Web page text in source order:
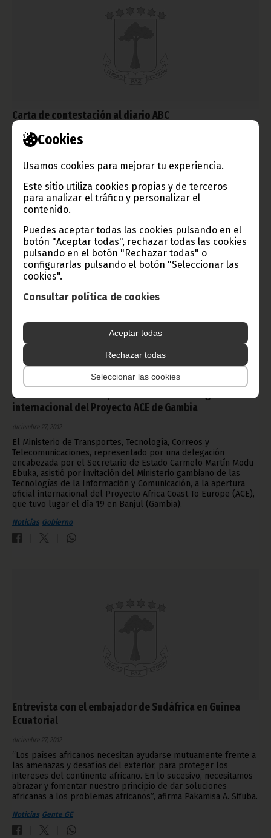
Cookies
Usamos cookies para mejorar tu experiencia.
Este sitio utiliza cookies propias y de terceros
para analizar el tráfico y personalizar el
contenido.
Puedes aceptar todas las cookies pulsando en el
botón "Aceptar todas", rechazar todas las cookies
pulsando en el botón "Rechazar todas" o
configurarlas pulsando el botón "Seleccionar las
cookies".
Consultar política de cookies
Aceptar todas
Rechazar todas
Seleccionar las cookies
Carta de contestación al diario ABC
diciembre 28, 2012
El Ministro de Información, Prensa y Radio se dirige al diario
español “ABC” en contestación a un artículo crítico y carente
de datos objetivos sobre la construcción de Oyala. Publicamos
el texto completo de esta carta, en la que el ministro ofrece
información que el diario omite.
Noticias Gobierno
El Ministerio de Transportes asiste a la inauguración
internacional del Proyecto ACE de Gambia
diciembre 27, 2012
El Ministerio de Transportes, Tecnología, Correos y
Telecomunicaciones, representado por una delegación
encabezada por el Secretario de Estado Carmelo Martín Modu
Ebuka, asistió por invitación del Ministerio gambiano de las
Tecnologías de la Información y Comunicación, a la apertura
oficial internacional del Proyecto Africa Coast To Europe (ACE),
que tuvo lugar el día 19 en Banjul (Gambia).
Noticias Gobierno
Entrevista con el embajador de Sudáfrica en Guinea
Ecuatorial
diciembre 27, 2012
“Los países africanos necesitan ayudarse mutuamente frente a
las amenazas y desafíos del exterior, para proteger los
intereses del continente africano. En lo sucesivo, necesitamos
abrazar y fomentar nuestro principio de dar soluciones
africanas a los problemas africanos”, afirma Pakamisa A. Sifuba.
Noticias Gente GE